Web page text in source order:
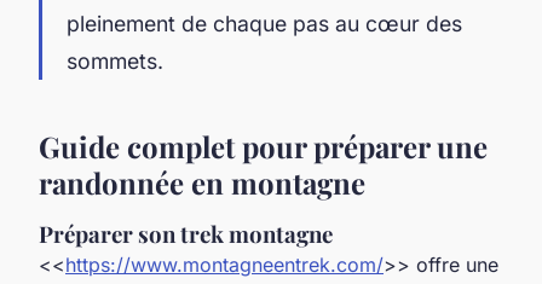
pleinement de chaque pas au cœur des
sommets.
Guide complet pour préparer une
randonnée en montagne
Préparer son trek montagne
<<https://www.montagneentrek.com/>> offre une